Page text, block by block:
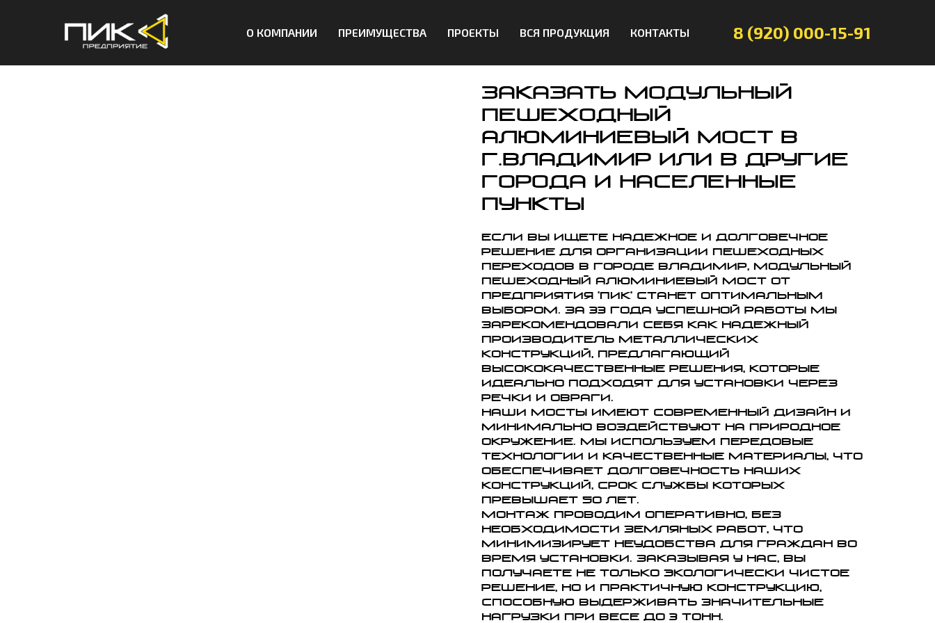
О КОМПАНИИ ПРЕИМУЩЕСТВА ПРОЕКТЫ ВСЯ ПРОДУКЦИЯ КОНТАКТЫ 8 (920) 000-15-91
Заказать модульный
пешеходный
алюминиевый мост в
г.Владимир или в другие
города и населенные
пункты
Если вы ищете надежное и долговечное
решение для организации пешеходных
переходов в городе Владимир, модульный
пешеходный алюминиевый мост от
предприятия 'ПИК' станет оптимальным
выбором. За 33 года успешной работы мы
зарекомендовали себя как надежный
производитель металлических
конструкций, предлагающий
высококачественные решения, которые
идеально подходят для установки через
речки и овраги.
Наши мосты имеют современный дизайн и
минимально воздействуют на природное
окружение. Мы используем передовые
технологии и качественные материалы, что
обеспечивает долговечность наших
конструкций, срок службы которых
превышает 50 лет.
Монтаж проводим оперативно, без
необходимости земляных работ, что
минимизирует неудобства для граждан во
время установки. Заказывая у нас, вы
получаете не только экологически чистое
решение, но и практичную конструкцию,
способную выдерживать значительные
нагрузки при весе до 3 тонн.